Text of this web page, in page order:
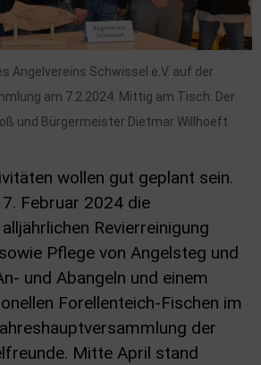
Angelvereins Schwissel e.V. auf der
am 7.2.2024. Mittig am Tisch: Der
und Bürgermeister Dietmar Willhoeft
wollen gut geplant sein.
Februar 2024 die
Revierreinigung
Pflege von Angelsteg und
und Abangeln und einem
Forellenteich-Fischen im
der
Mitte April stand